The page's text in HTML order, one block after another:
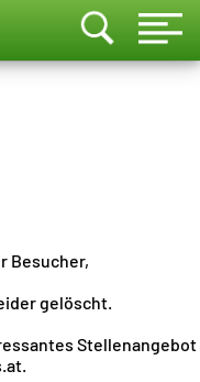
Besucher,
gelöscht.
Stellenangebot